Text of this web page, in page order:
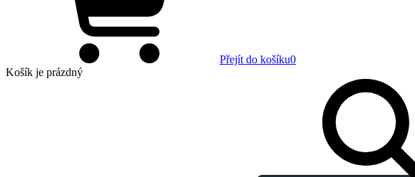
Přejít do košíku0
Košík je prázdný